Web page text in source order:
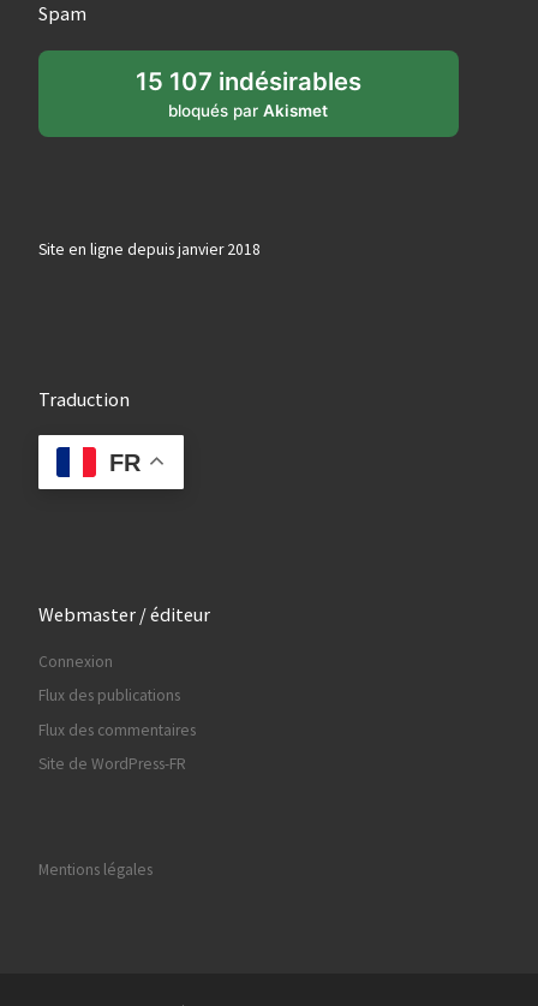
Spam
15 107 indésirables
bloqués parAkismet
Site en ligne depuis janvier 2018
Traduction
FR
Webmaster / éditeur
Connexion
Flux des publications
Flux des commentaires
Site de WordPress-FR
Mentions légales